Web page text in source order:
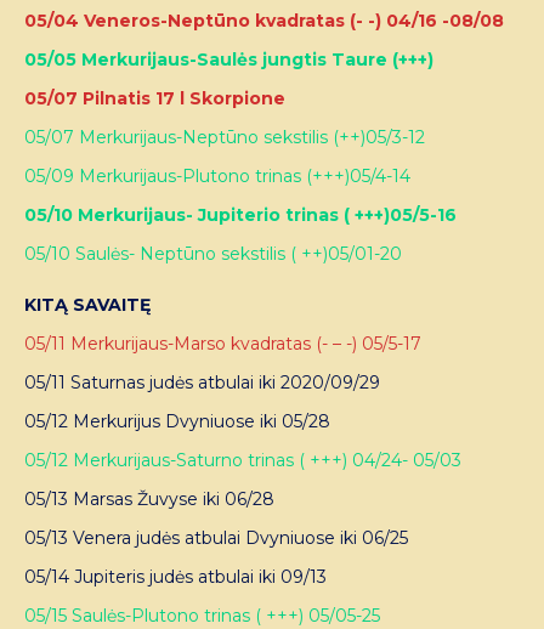
05/04 Veneros-Neptūno kvadratas (- -) 04/16 -08/08
05/05 Merkurijaus-Saulės jungtis Taure (+++)
05/07 Pilnatis 17 l Skorpione
05/07 Merkurijaus-Neptūno sekstilis (++)05/3-12
05/09 Merkurijaus-Plutono trinas (+++)05/4-14
05/10 Merkurijaus- Jupiterio trinas ( +++)05/5-16
05/10 Saulės- Neptūno sekstilis ( ++)05/01-20
KITĄ SAVAITĘ
05/11 Merkurijaus-Marso kvadratas (- – -) 05/5-17
05/11 Saturnas judės atbulai iki 2020/09/29
05/12 Merkurijus Dvyniuose iki 05/28
05/12 Merkurijaus-Saturno trinas ( +++) 04/24- 05/03
05/13 Marsas Žuvyse iki 06/28
05/13 Venera judės atbulai Dvyniuose iki 06/25
05/14 Jupiteris judės atbulai iki 09/13
05/15 Saulės-Plutono trinas ( +++) 05/05-25